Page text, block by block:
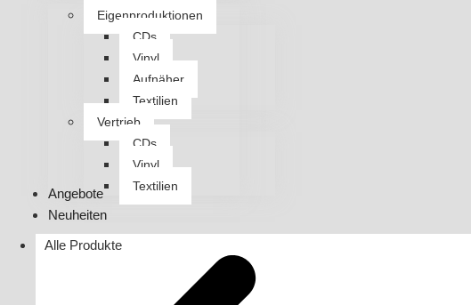
Eigenproduktionen
CDs
Vinyl
Aufnäher
Textilien
Vertrieb
CDs
Vinyl
Textilien
Angebote
Neuheiten
Alle Produkte